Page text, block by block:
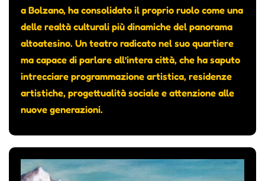
a Bolzano, ha consolidato il proprio ruolo come una
delle realtà culturali più dinamiche del panorama
altoatesino. Un teatro radicato nel suo quartiere
ma capace di parlare all’intera città, che ha saputo
intrecciare programmazione artistica, residenze
artistiche, progettualità sociale e attenzione alle
nuove generazioni.